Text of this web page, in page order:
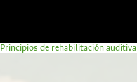
Principios de rehabilitación auditiva